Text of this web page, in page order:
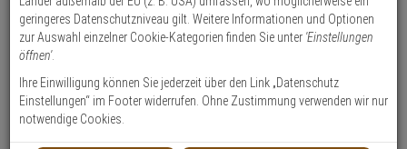
Zeichen
ein,
um
Suche
Suche
gestartet
ABUS Türzylinder E30NP
30/40 mit 5 Schlüsseln
Produktmerkmale
Zylinder messen
geringeres Datenschutzniveau gilt. Weitere Informationen und Optionen
zur Auswahl einzelner Cookie-Kategorien finden Sie unter 'Einstellungen
öffnen'.
Ihre Einwilligung können Sie jederzeit über den Link „Datenschutz
Einstellungen“ im Footer widerrufen. Ohne Zustimmung verwenden wir nur
notwendige Cookies.